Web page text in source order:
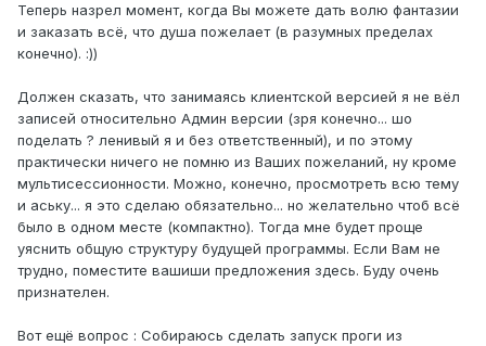
Теперь назрел момент, когда Вы можете дать волю фантазии
и заказать всё, что душа пожелает (в разумных пределах
конечно). :))
Должен сказать, что занимаясь клиентской версией я не вёл
записей относительно Админ версии (зря конечно... шо
поделать ? ленивый я и без ответственный), и по этому
практически ничего не помню из Ваших пожеланий, ну кроме
мультисессионности. Можно, конечно, просмотреть всю тему
и аську... я это сделаю обязательно... но желательно чтоб всё
было в одном месте (компактно). Тогда мне будет проще
уяснить общую структуру будущей программы. Если Вам не
трудно, поместите вашиши предложения здесь. Буду очень
признателен.
Вот ещё вопрос : Собираюсь сделать запуск проги из